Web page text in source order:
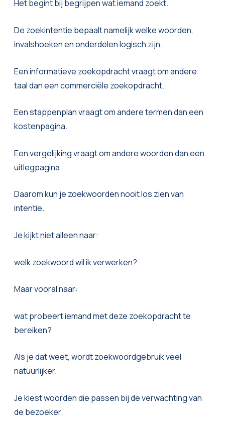
Het begint bij begrijpen wat iemand zoekt.
De zoekintentie bepaalt namelijk welke woorden,
invalshoeken en onderdelen logisch zijn.
Een informatieve zoekopdracht vraagt om andere
taal dan een commerciële zoekopdracht.
Een stappenplan vraagt om andere termen dan een
kostenpagina.
Een vergelijking vraagt om andere woorden dan een
uitlegpagina.
Daarom kun je zoekwoorden nooit los zien van
intentie.
Je kijkt niet alleen naar:
welk zoekwoord wil ik verwerken?
Maar vooral naar:
wat probeert iemand met deze zoekopdracht te
bereiken?
Als je dat weet, wordt zoekwoordgebruik veel
natuurlijker.
Je kiest woorden die passen bij de verwachting van
de bezoeker.